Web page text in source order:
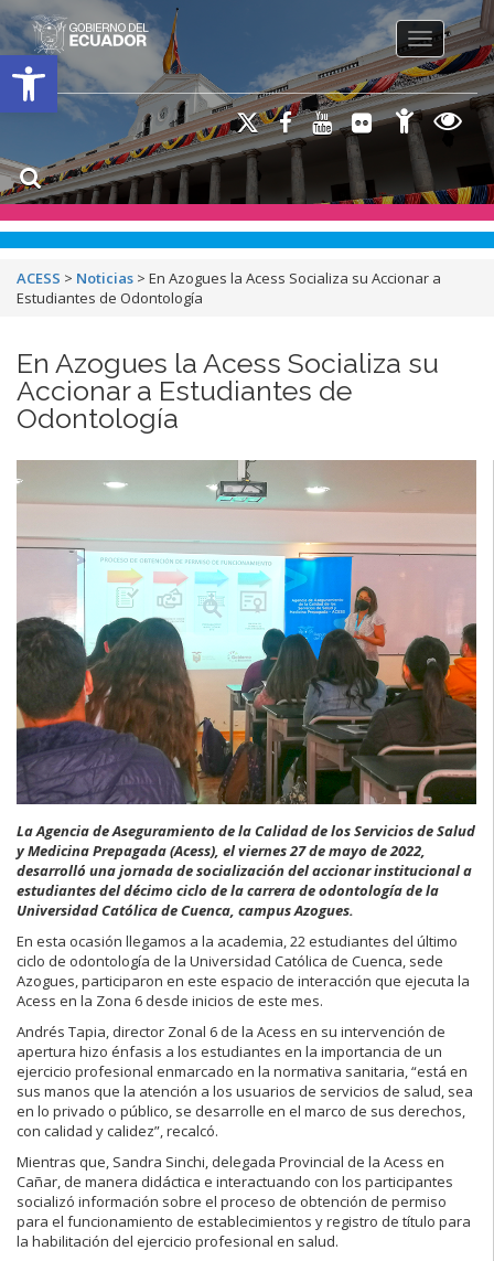
Open toolbar
Toggle
ACESS > Noticias > En Azogues la Acess Socializa su Accionar a
Estudiantes de Odontología
En Azogues la Acess Socializa su
Accionar a Estudiantes de
Odontología
La Agencia de Aseguramiento de la Calidad de los Servicios de Salud
y Medicina Prepagada (Acess), el viernes 27 de mayo de 2022,
desarrolló una jornada de socialización del accionar institucional a
estudiantes del décimo ciclo de la carrera de odontología de la
Universidad Católica de Cuenca, campus Azogues.
En esta ocasión llegamos a la academia, 22 estudiantes del último
ciclo de odontología de la Universidad Católica de Cuenca, sede
Azogues, participaron en este espacio de interacción que ejecuta la
Acess en la Zona 6 desde inicios de este mes.
Andrés Tapia, director Zonal 6 de la Acess en su intervención de
apertura hizo énfasis a los estudiantes en la importancia de un
ejercicio profesional enmarcado en la normativa sanitaria, “está en
sus manos que la atención a los usuarios de servicios de salud, sea
en lo privado o público, se desarrolle en el marco de sus derechos,
con calidad y calidez”, recalcó.
Mientras que, Sandra Sinchi, delegada Provincial de la Acess en
Cañar, de manera didáctica e interactuando con los participantes
socializó información sobre el proceso de obtención de permiso
para el funcionamiento de establecimientos y registro de título para
la habilitación del ejercicio profesional en salud.